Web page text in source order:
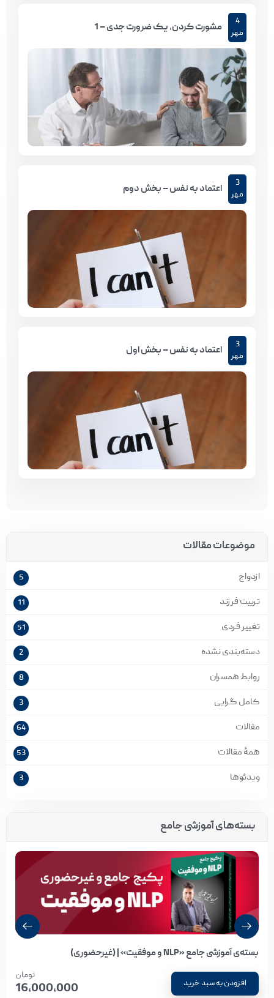
4
مهر
مشورت کردن، یک ضرورت جدی – 1
3
مهر
اعتماد به نفس – بخش دوم
3
مهر
اعتماد به نفس – بخش اول
موضوعات مقالات
ازدواج 5
تربیت فرزند 11
تغییر فردی 51
دسته‌بندی نشده 2
روابط همسران 8
کامل گرایی 3
مقالات 64
همۀ مقالات 53
ویدئوها 3
بسته‌های آموزشی جامع
بسته‌ی آموزشی جامع «NLP و موفقیت» | (غیرحضوری)
افزودن به سبد خرید
تومان
16,000,000